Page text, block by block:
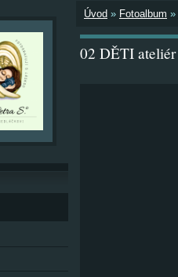
Úvod » Fotoalbum »
02 DĚTI ateliér